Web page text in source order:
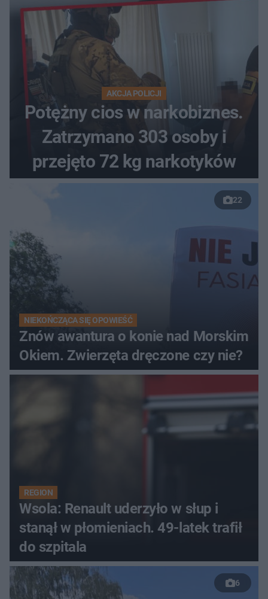
AKCJA POLICJI
Potężny cios w narkobiznes.
Zatrzymano 303 osoby i
przejęto 72 kg narkotyków
22
NIEKOŃCZĄCA SIĘ OPOWIEŚĆ
Znów awantura o konie nad Morskim
Okiem. Zwierzęta dręczone czy nie?
REGION
Wsola: Renault uderzyło w słup i
stanął w płomieniach. 49-latek trafił
do szpitala
6